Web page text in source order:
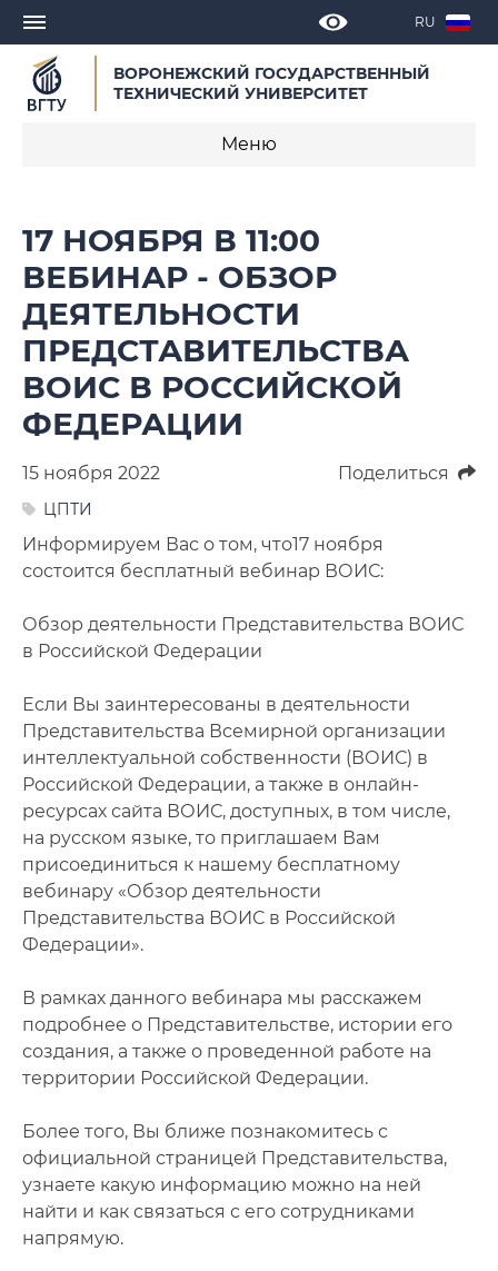
RU
ВОРОНЕЖСКИЙ ГОСУДАРСТВЕННЫЙ
ТЕХНИЧЕСКИЙ УНИВЕРСИТЕТ
Меню
СМИ о нас
Выступления, доклады, интервью
Календарь мероприятий
Корпоративные издания
Фото
Видео
Анкеты и опросы
Контакты для СМИ
17 НОЯБРЯ В 11:00
ВЕБИНАР - ОБЗОР
ДЕЯТЕЛЬНОСТИ
ПРЕДСТАВИТЕЛЬСТВА
ВОИС В РОССИЙСКОЙ
ФЕДЕРАЦИИ
15 ноября 2022 Поделиться
ЦПТИ
Информируем Вас о том, что17 ноября
состоится бесплатный вебинар ВОИС:
Обзор деятельности Представительства ВОИС
в Российской Федерации
Если Вы заинтересованы в деятельности
Представительства Всемирной организации
интеллектуальной собственности (ВОИС) в
Российской Федерации, а также в онлайн-
ресурсах сайта ВОИС, доступных, в том числе,
на русском языке, то приглашаем Вам
присоединиться к нашему бесплатному
вебинару «Обзор деятельности
Представительства ВОИС в Российской
Федерации».
В рамках данного вебинара мы расскажем
подробнее о Представительстве, истории его
создания, а также о проведенной работе на
территории Российской Федерации.
Более того, Вы ближе познакомитесь с
официальной страницей Представительства,
узнаете какую информацию можно на ней
найти и как связаться с его сотрудниками
напрямую.